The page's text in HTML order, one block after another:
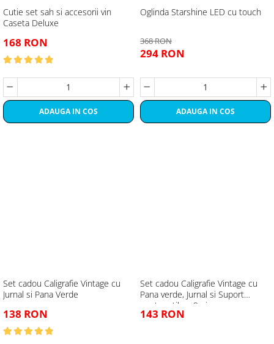
Cutie set sah si accesorii vin
Caseta Deluxe
168 RON
ADAUGA IN COS
Oglinda Starshine LED cu touch
368 RON
294 RON
ADAUGA IN COS
Set cadou Caligrafie Vintage cu
Jurnal si Pana Verde
138 RON
Set cadou Caligrafie Vintage cu
Pana verde, Jurnal si Suport
pentru stilou, 9 piese
143 RON